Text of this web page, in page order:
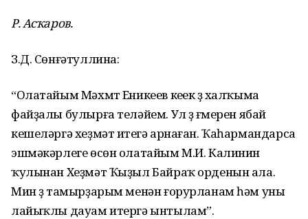
Р. Асҡаров.
З.Д. Сөнғәтуллина:
“Олатайым Мәхмүт Еникеев кеүек үҙ халҡыма
файҙалы булырға теләйем. Ул үҙ ғүмерен ябай
кешеләргә хеҙмәт итеүгә арнаған. Ҡаһармандарса
эшмәкәрлеге өсөн олатайым М.И. Калинин
ҡулынан Хеҙмәт Ҡыҙыл Байраҡ орденын ала.
Мин үҙ тамырҙарым менән ғорурланам һәм уны
лайыҡлы дауам итергә ынтылам”.